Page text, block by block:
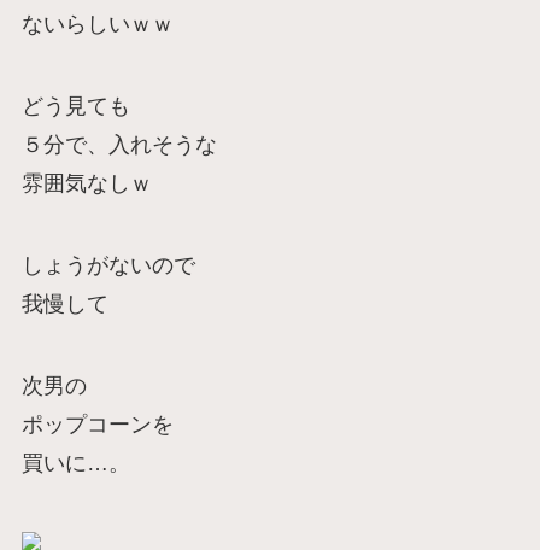
ないらしいｗｗ
どう見ても
５分で、入れそうな
雰囲気なしｗ
しょうがないので
我慢して
次男の
ポップコーンを
買いに…。